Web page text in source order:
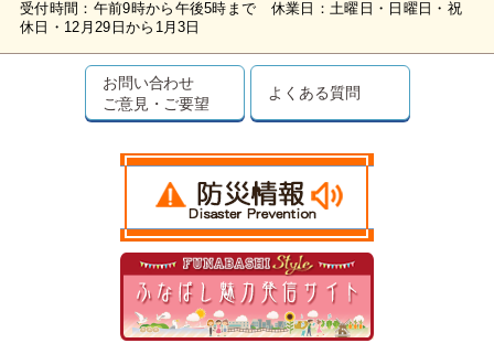
受付時間：午前9時から午後5時まで 休業日：土曜日・日曜日・祝
休日・12月29日から1月3日
お問い合わせ
ご意見・ご要望
よくある質問